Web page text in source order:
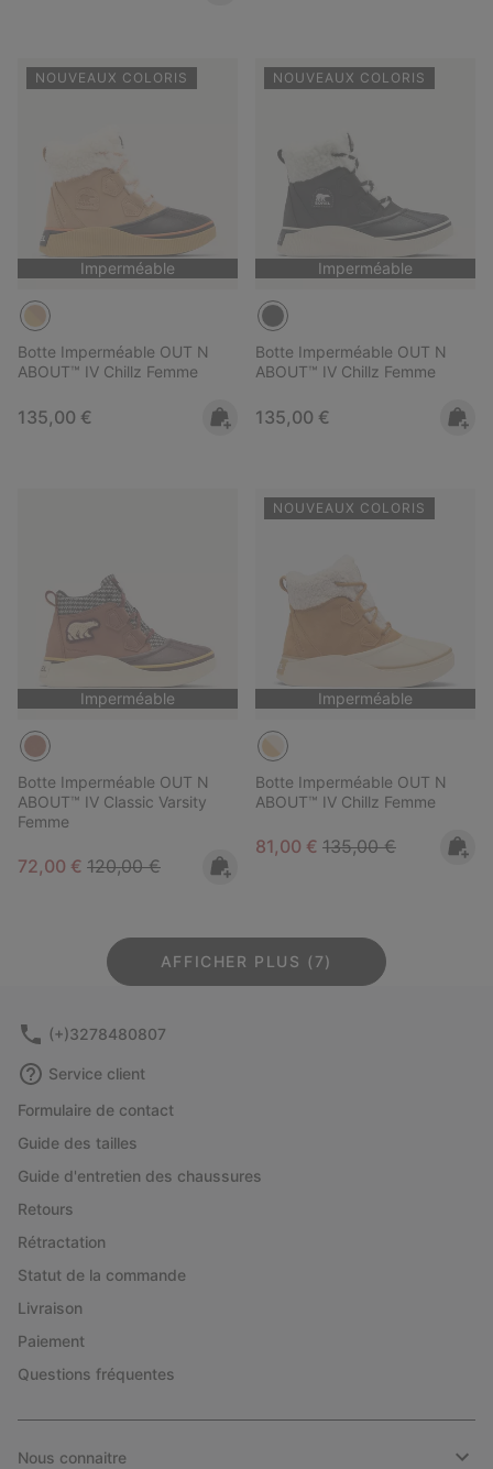
NOUVEAUX COLORIS
Imperméable
Botte Imperméable OUT N
ABOUT™ IV Chillz Femme
Regular price:
135,00 €
NOUVEAUX COLORIS
Imperméable
Botte Imperméable OUT N
ABOUT™ IV Chillz Femme
Regular price:
135,00 €
Imperméable
Botte Imperméable OUT N
ABOUT™ IV Classic Varsity
Femme
Sale price:
72,00 € Regular price:
120,00 €
NOUVEAUX COLORIS
Imperméable
Botte Imperméable OUT N
ABOUT™ IV Chillz Femme
Sale price:
81,00 € Regular price:
135,00 €
AFFICHER PLUS (7)
(+)3278480807
Service client
Formulaire de contact
Guide des tailles
Guide d'entretien des chaussures
Retours
Rétractation
Statut de la commande
Livraison
Paiement
Questions fréquentes
Nous connaitre